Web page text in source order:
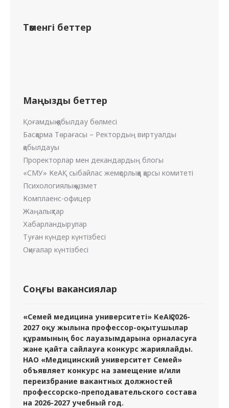
Төменгі беттер
Маңызды беттер
Қоғамдық қабылдау бөлмесі
Басқарма Төрағасы – Ректордың виртуалды
қабылдауы
Проректорлар мен декандардың блогы
«СМУ» КеАҚ сыбайлас жемқорлыққа қарсы комитеті
Психологиялық қызмет
Комплаенс-офицер
Жаңалықтар
Хабарландырулар
Туған күндер күнтізбесі
Оқиғалар күнтізбесі
Соңғы вакансиялар
«Семей медицина университеті» КеАҚ 2026-
2027 оқу жылына профессор-оқытушылар
құрамының бос лауазымдарына орналасуға
және қайта сайлауға конкурс жариялайды.
НАО «Медицинский университет Семей»
объявляет конкурс на замещение и/или
переизбрание вакантных должностей
профессорско-преподавательского состава
на 2026-2027 учебный год.